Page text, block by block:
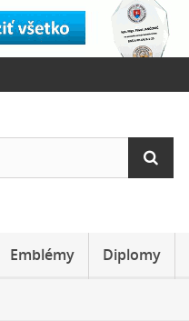
Emblémy Diplomy